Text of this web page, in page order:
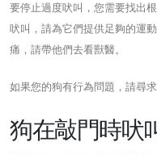
要停止過度吠叫，您需要找出
吠叫，請為它們提供足夠的運
痛，請帶他們去看獸醫。
如果您的狗有行為問題，請尋
狗在敲門時吠